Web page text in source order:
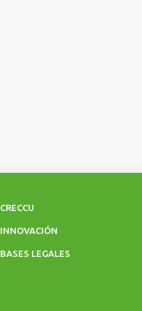
CRECCU
INNOVACIÓN
BASES LEGALES